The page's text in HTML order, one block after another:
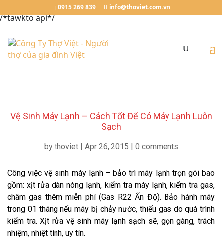
Chat với Thợ Việt0915.269.839
/*tawkto api*/
0915 269 839 info@thoviet.com.vn
Vệ Sinh Máy Lạnh – Cách Tốt Để Có Máy Lạnh Luôn
Sạch
by thoviet| Apr 26, 2015 | 0 comments
Công việc vệ sinh máy lạnh – bảo trì máy lạnh trọn gói bao
gồm: xịt rửa dàn nóng lạnh, kiểm tra máy lạnh, kiểm tra gas,
châm gas thêm miễn phí (Gas R22 Ấn Độ). Bảo hành máy
trong 01 tháng nếu máy bị chảy nước, thiếu gas do quá trình
kiểm tra. Xịt rửa vệ sinh máy lạnh sạch sẽ, gọn gàng, trách
nhiệm, nhiệt tình, uy tín.